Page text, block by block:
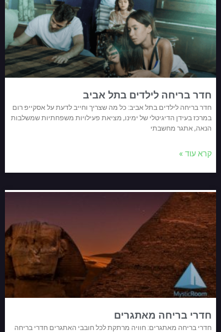
חדר בריחה לילדים בתל אביב
חדר בריחה לילדים בתל אביב: כל מה שצריך וחייב לדעת על אסקייפ רום
במרכז בעידן הדיגיטלי של ימינו, מציאת פעילויות משפחתיות שמשלבות
הנאה, אתגר מחשבתי
קרא עוד »
חדרי בריחה מאתגרים
חדרי בריחה מאתגרים: חוויה מרתקת לכל חובבי האתגרים חדרי בריחה